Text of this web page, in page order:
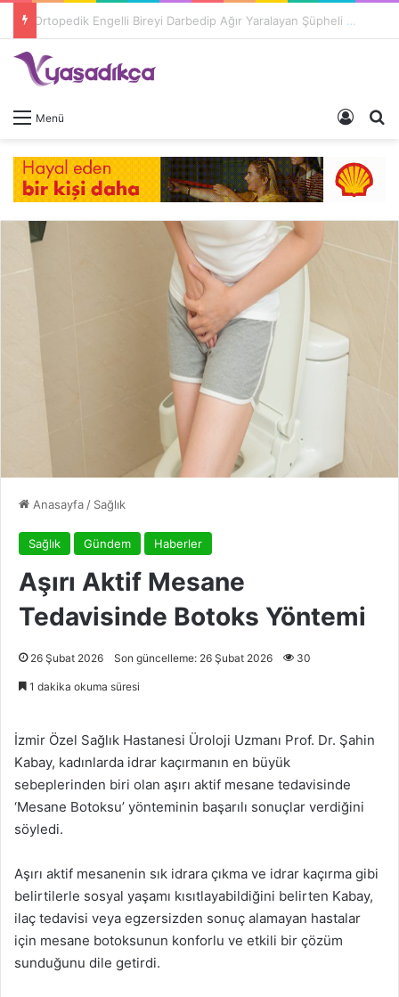
Menü Giriş
Anasayfa / Sağlık
Sağlık Gündem Haberler
Aşırı Aktif Mesane
Tedavisinde Botoks Yöntemi
26 Şubat 2026 Son güncelleme: 26 Şubat 2026 30
1 dakika okuma süresi
İzmir Özel Sağlık Hastanesi Üroloji Uzmanı Prof. Dr. Şahin
Kabay, kadınlarda idrar kaçırmanın en büyük
sebeplerinden biri olan aşırı aktif mesane tedavisinde
‘Mesane Botoksu’ yönteminin başarılı sonuçlar verdiğini
söyledi.
Aşırı aktif mesanenin sık idrara çıkma ve idrar kaçırma gibi
belirtilerle sosyal yaşamı kısıtlayabildiğini belirten Kabay,
ilaç tedavisi veya egzersizden sonuç alamayan hastalar
için mesane botoksunun konforlu ve etkili bir çözüm
sunduğunu dile getirdi.